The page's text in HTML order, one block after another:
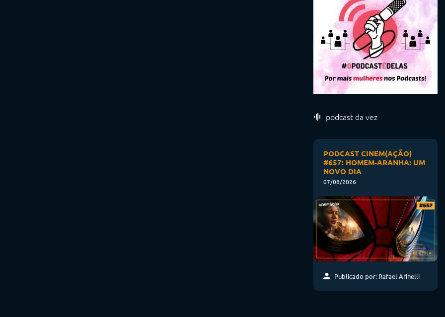
podcast da vez
PODCAST CINEM(AÇÃO)
#657: HOMEM-ARANHA: UM
NOVO DIA
07/08/2026
Publicado por: Rafael Arinelli